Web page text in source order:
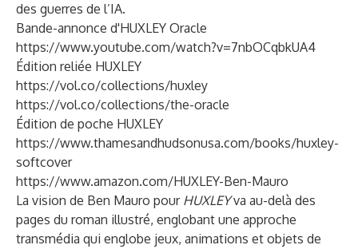
des guerres de l’IA.
Bande-annonce d'HUXLEY Oracle
https://www.youtube.com/watch?v=7nbOCqbkUA4
Édition reliée HUXLEY
https://vol.co/collections/huxley
https://vol.co/collections/the-oracle
Édition de poche HUXLEY
https://www.thamesandhudsonusa.com/books/huxley-
softcover
https://www.amazon.com/HUXLEY-Ben-Mauro
La vision de Ben Mauro pour HUXLEYva au-delà des
pages du roman illustré, englobant une approche
transmédia qui englobe jeux, animations et objets de